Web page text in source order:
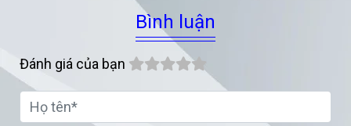
Bình luận
Đánh giá của bạn